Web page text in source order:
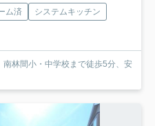
ム済
システムキッチン
林間小・中学校まで徒歩5分、安